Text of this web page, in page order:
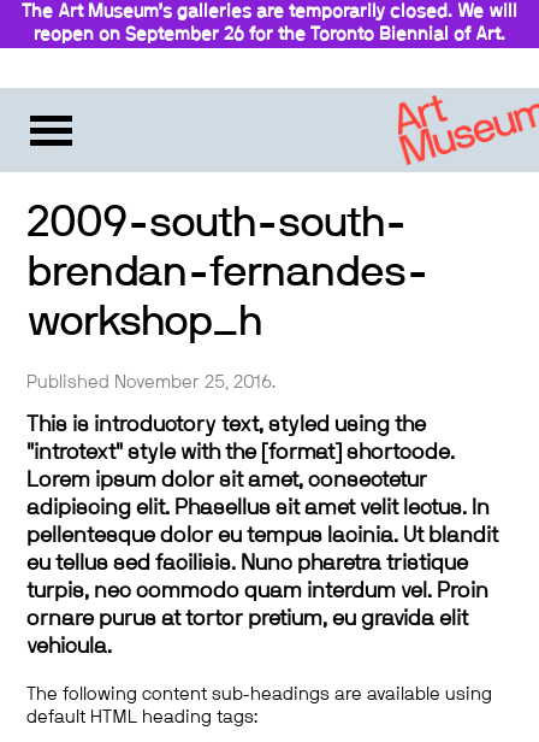
The Art Museum’s galleries are temporarily closed. We will
reopen on September 26 for the Toronto Biennial of Art.
2009-south-south-
brendan-fernandes-
workshop_h
Published November 25, 2016.
This is introductory text, styled using the
"introtext" style with the [format] shortcode.
Lorem ipsum dolor sit amet, consectetur
adipiscing elit. Phasellus sit amet velit lectus. In
pellentesque dolor eu tempus lacinia. Ut blandit
eu tellus sed facilisis. Nunc pharetra tristique
turpis, nec commodo quam interdum vel. Proin
ornare purus at tortor pretium, eu gravida elit
vehicula.
The following content sub-headings are available using
default HTML heading tags: